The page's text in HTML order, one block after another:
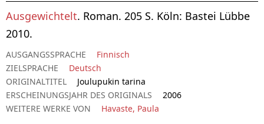
Ausgewichtelt. Roman. 205 S. Köln: Bastei Lübbe
2010.
AUSGANGSSPRACHE
Finnisch
ZIELSPRACHE
Deutsch
ORIGINALTITEL
Joulupukin tarina
ERSCHEINUNGSJAHR DES ORIGINALS
2006
WEITERE WERKE VON
Havaste, Paula